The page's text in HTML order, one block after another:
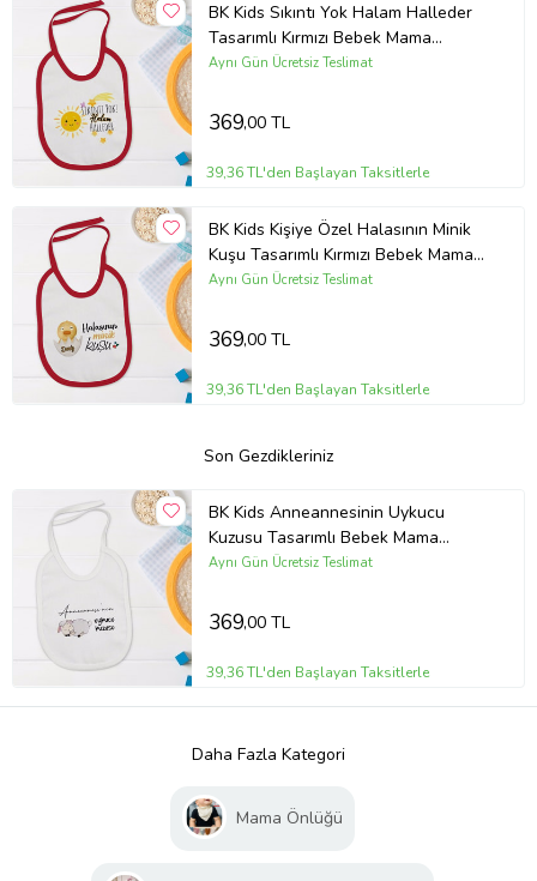
BK Kids Sıkıntı Yok Halam Halleder
Tasarımlı Kırmızı Bebek Mama
Önlüğü-1
Aynı Gün Ücretsiz Teslimat
369,00 TL
39,36 TL'den Başlayan Taksitlerle
BK Kids Kişiye Özel Halasının Minik
Kuşu Tasarımlı Kırmızı Bebek Mama
Önlüğü-1
Aynı Gün Ücretsiz Teslimat
369,00 TL
39,36 TL'den Başlayan Taksitlerle
Son Gezdikleriniz
BK Kids Anneannesinin Uykucu
Kuzusu Tasarımlı Bebek Mama
Önlüğü - Model 1
Aynı Gün Ücretsiz Teslimat
369,00 TL
39,36 TL'den Başlayan Taksitlerle
Daha Fazla Kategori
Mama Önlüğü